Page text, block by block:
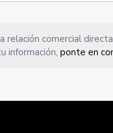
relación comercial
información, ponte en